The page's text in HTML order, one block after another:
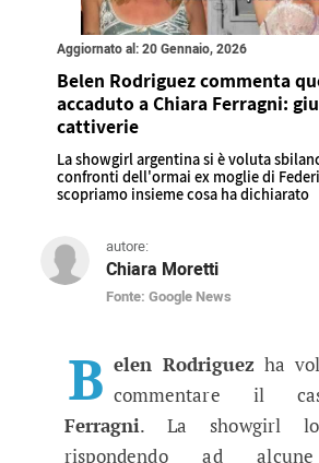
Aggiornato al: 20 Gennaio, 2026
Belen Rodriguez commenta
accaduto a Chiara Ferragni:
cattiverie
La showgirl argentina si è voluta
confronti dell'ormai ex moglie di
scopriamo insieme cosa ha dichiarato
autore:
Chiara Moretti
Fonte: Google News
Belen Rodriguez
B elen Rodriguez ha
commentare il
Ferragni. La showgirl
rispondendo ad